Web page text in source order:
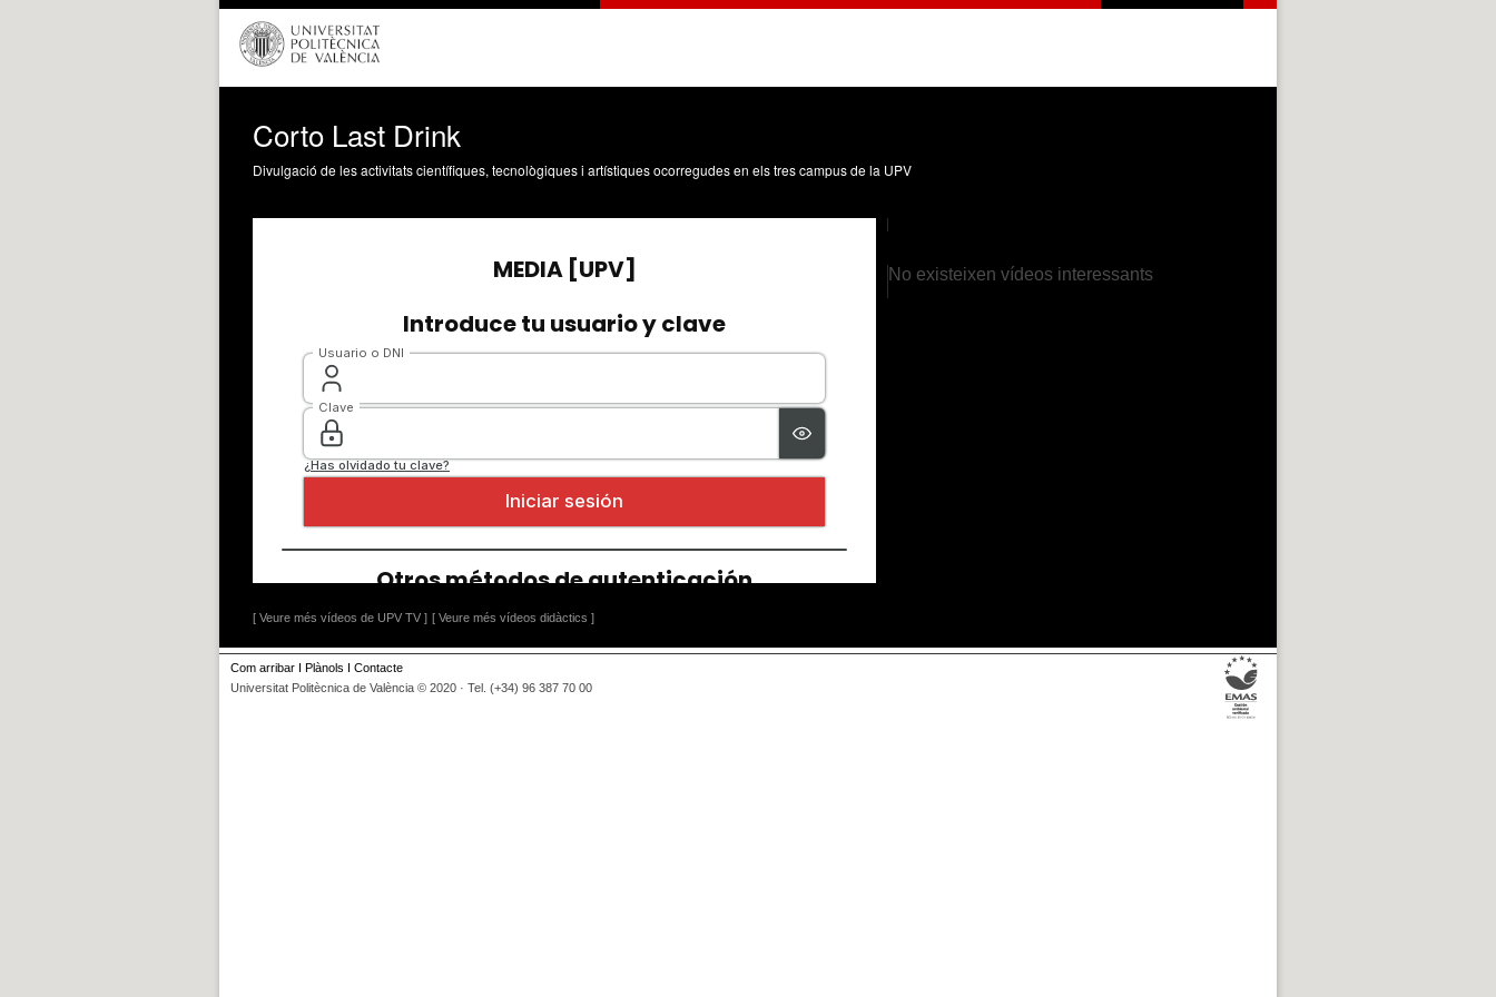
Corto Last Drink
Divulgació de les activitats científiques, tecnològiques i artístiques ocorregudes en els tres campus de la UPV
[ Veure més vídeos de UPV TV ] [ Veure més vídeos didàctics ]
No existeixen vídeos interessants
Com arribar I Plànols I Contacte
Universitat Politècnica de València © 2020 · Tel. (+34) 96 387 70 00